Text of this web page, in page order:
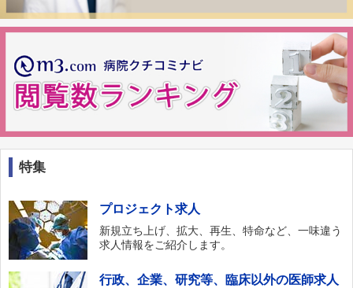
特集
プロジェクト求人
新規立ち上げ、拡大、再生、特命など、一味違う
求人情報をご紹介します。
行政、企業、研究等、臨床以外の医師求人